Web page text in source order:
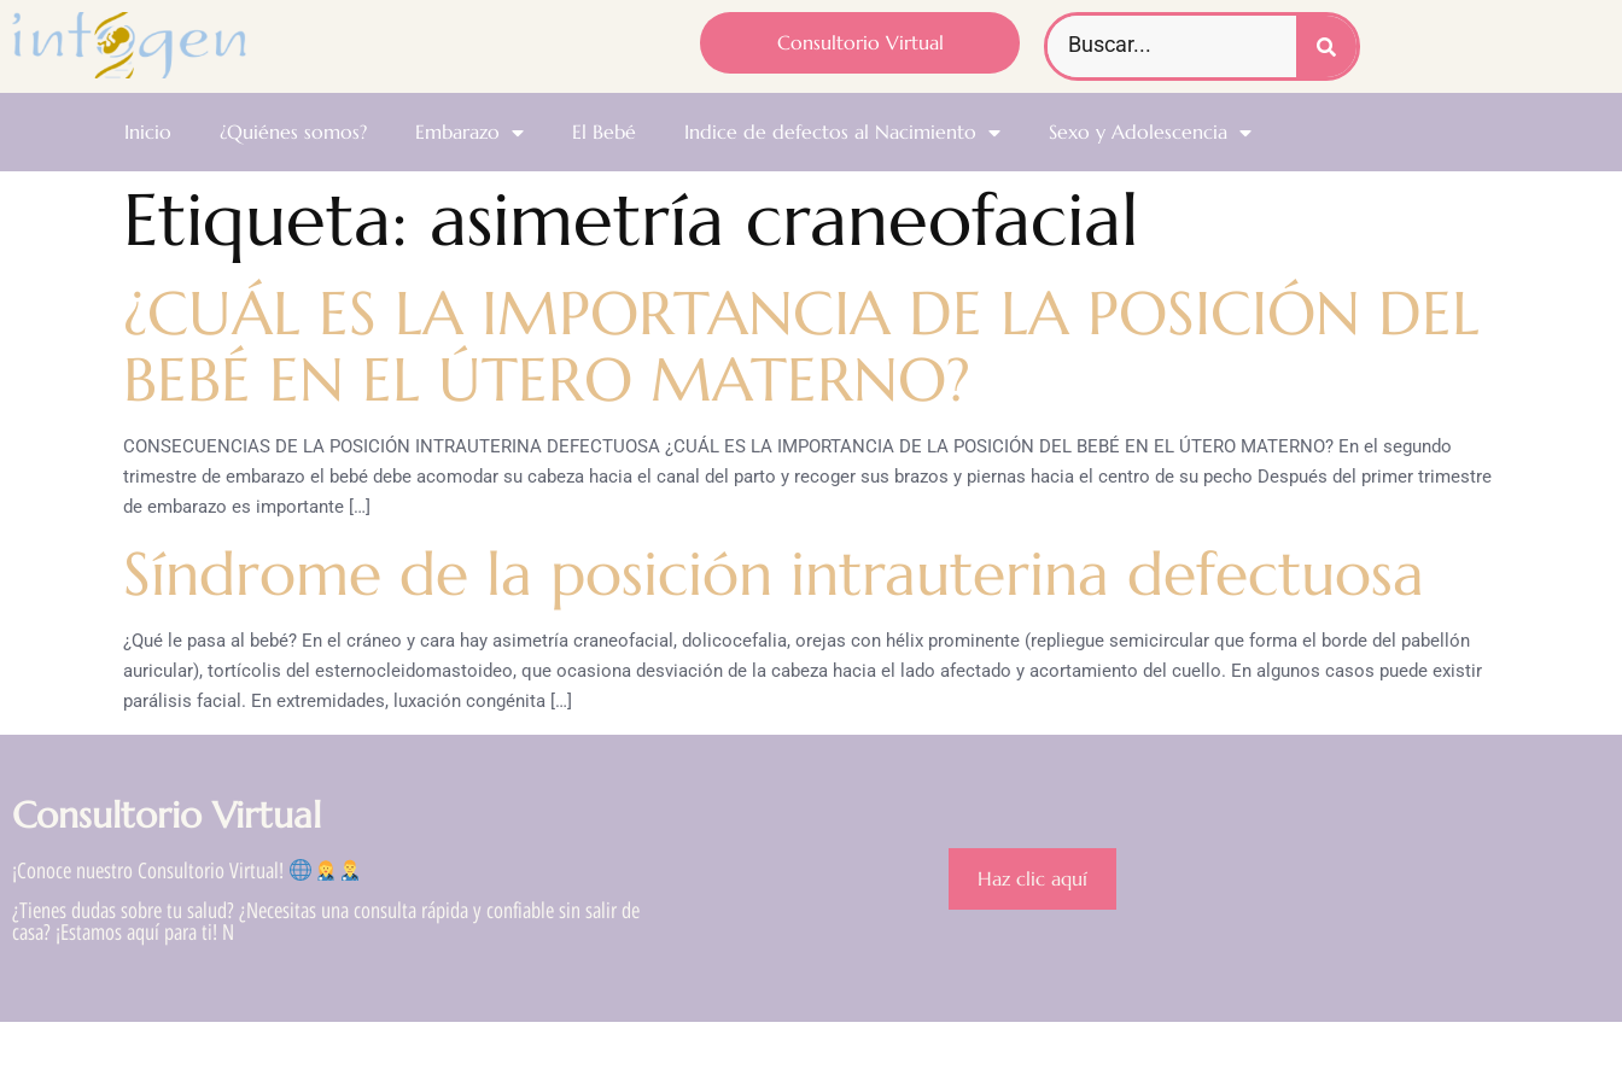
Consultorio Virtual
Inicio ¿Quiénes somos? Embarazo El Bebé Indice de defectos al Nacimiento Sexo y Adolescencia
Etiqueta: asimetría craneofacial
¿CUÁL ES LA IMPORTANCIA DE LA POSICIÓN DEL
BEBÉ EN EL ÚTERO MATERNO?
CONSECUENCIAS DE LA POSICIÓN INTRAUTERINA DEFECTUOSA ¿CUÁL ES LA IMPORTANCIA DE LA POSICIÓN DEL BEBÉ EN EL ÚTERO MATERNO? En el segundo
trimestre de embarazo el bebé debe acomodar su cabeza hacia el canal del parto y recoger sus brazos y piernas hacia el centro de su pecho Después del primer trimestre
de embarazo es importante […]
Síndrome de la posición intrauterina defectuosa
¿Qué le pasa al bebé? En el cráneo y cara hay asimetría craneofacial, dolicocefalia, orejas con hélix prominente (repliegue semicircular que forma el borde del pabellón
auricular), tortícolis del esternocleidomastoideo, que ocasiona desviación de la cabeza hacia el lado afectado y acortamiento del cuello. En algunos casos puede existir
parálisis facial. En extremidades, luxación congénita […]
Consultorio Virtual
¡Conoce nuestro Consultorio Virtual!
¿Tienes dudas sobre tu salud? ¿Necesitas una consulta rápida y confiable sin salir de
casa? ¡Estamos aquí para ti! N
Haz clic aquí